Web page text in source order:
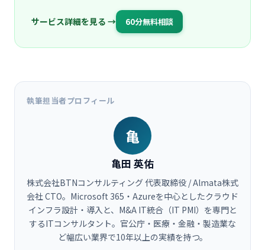
サービス詳細を見る → 60分無料相談
執筆担当者プロフィール
亀
亀田 英佑
株式会社BTNコンサルティング 代表取締役 / Almata株式
会社 CTO。Microsoft 365・Azureを中心としたクラウド
インフラ設計・導入と、M&A IT統合（IT PMI）を専門と
するITコンサルタント。官公庁・医療・金融・製造業な
ど幅広い業界で10年以上の実績を持つ。